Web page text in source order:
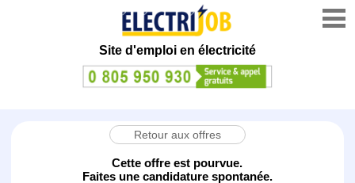
Site d'emploi en électricité
Retour aux offres
Cette offre est pourvue.
Faites une candidature spontanée.